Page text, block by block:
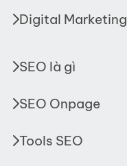
Digital Marketing
SEO là gì
SEO Onpage
Tools SEO